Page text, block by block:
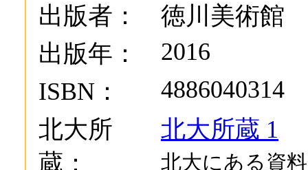
出版者：
徳川美術館
出版年：
2016
ISBN：
4886040314
北大所
蔵：
北大所蔵 1
北大にある資